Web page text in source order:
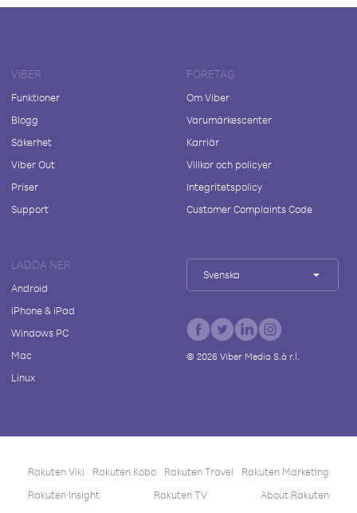
VIBER
Funktioner
Blogg
Säkerhet
Viber Out
Priser
Support
FÖRETAG
Om Viber
Varumärkescenter
Karriär
Villkor och policyer
Integritetspolicy
Customer Complaints Code
LADDA NER
Android
iPhone & iPad
Windows PC
Mac
Linux
Svenska
© 2026Viber Media S.à r.l.
Rakuten Viki Rakuten Kobo Rakuten Travel
Rakuten Marketing
Rakuten Insight
Rakuten TV About Rakuten